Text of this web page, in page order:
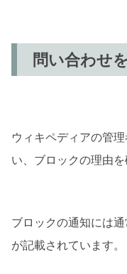
問い合わせ
ウィキペディアの管
い、ブロックの理由を
ブロックの通知には
が記載されています。